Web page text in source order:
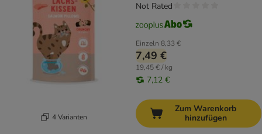
4 Varianten
Einzeln 8,33 €
7,49 €
19,45 € / kg
7,12 €
Not Rated
Zum Warenkorb
hinzufügen